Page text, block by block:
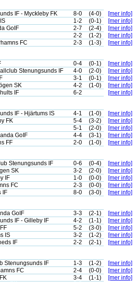
IF - Myckleby FK 8-0 (4-0)
[mer info]
1-2 (0-1)
[mer info]
GoIF 2-7 (2-4)
[mer info]
2-2 (1-2)
[mer info]
FC 2-3 (1-3) [mer info]
0-4 (0-1)
[mer info]
Stenungsunds IF 4-0 (2-0)
[mer info]
3-1 (0-1)
[mer info]
SK 4-2 (1-0)
[mer info]
IF 6-2 [mer info]
IF - Hjärtums IS 4-1 (1-0)
[mer info]
FK 5-4 (3-2)
[mer info]
5-1 (2-0)
[mer info]
GoIF 4-4 (3-1)
[mer info]
FF 2-0 (1-0) [mer info]
Stenungsunds IF 0-6 (0-4)
[mer info]
SK 3-2 (2-0)
[mer info]
IF 1-0 (0-0)
[mer info]
FC 2-3 (0-0)
[mer info]
IF 8-0 (3-0) [mer info]
GoIF 3-3 (2-1)
[mer info]
IF - Gilleby IF 4-2 (1-1)
[mer info]
5-2 (3-0)
[mer info]
IS 3-2 (1-2)
[mer info]
IF 2-2 (2-1) [mer info]
Stenungsunds IF 1-3 (1-2)
[mer info]
FC 2-4 (0-0)
[mer info]
3-4 (1-1)
[mer info]